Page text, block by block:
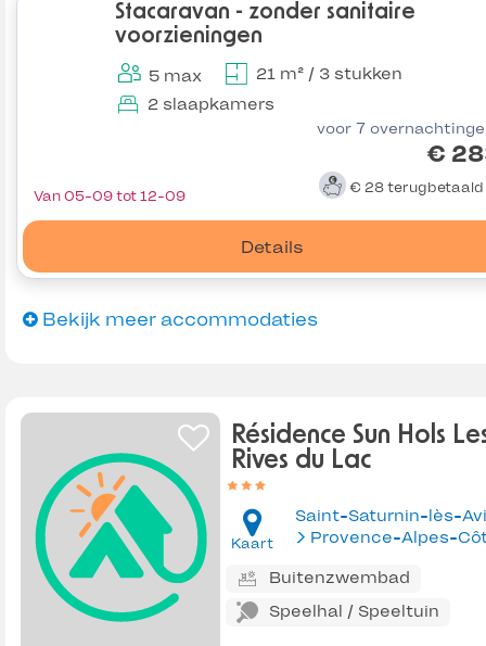
Stacaravan - zonder sanitaire
voorzieningen
5 max
21 m² / 3 stukken
2 slaapkamers
voor 7
€
€ 28 terugbetaald
Details
Van 05-09 tot 12-09
Bekijk meer accommodaties
Résidence Sun Hols
Rives du Lac
Kaart
Buitenzwembad
Speelhal / Speeltuin